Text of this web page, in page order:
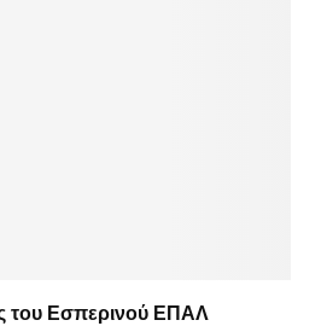
του Εσπερινού ΕΠΑΛ